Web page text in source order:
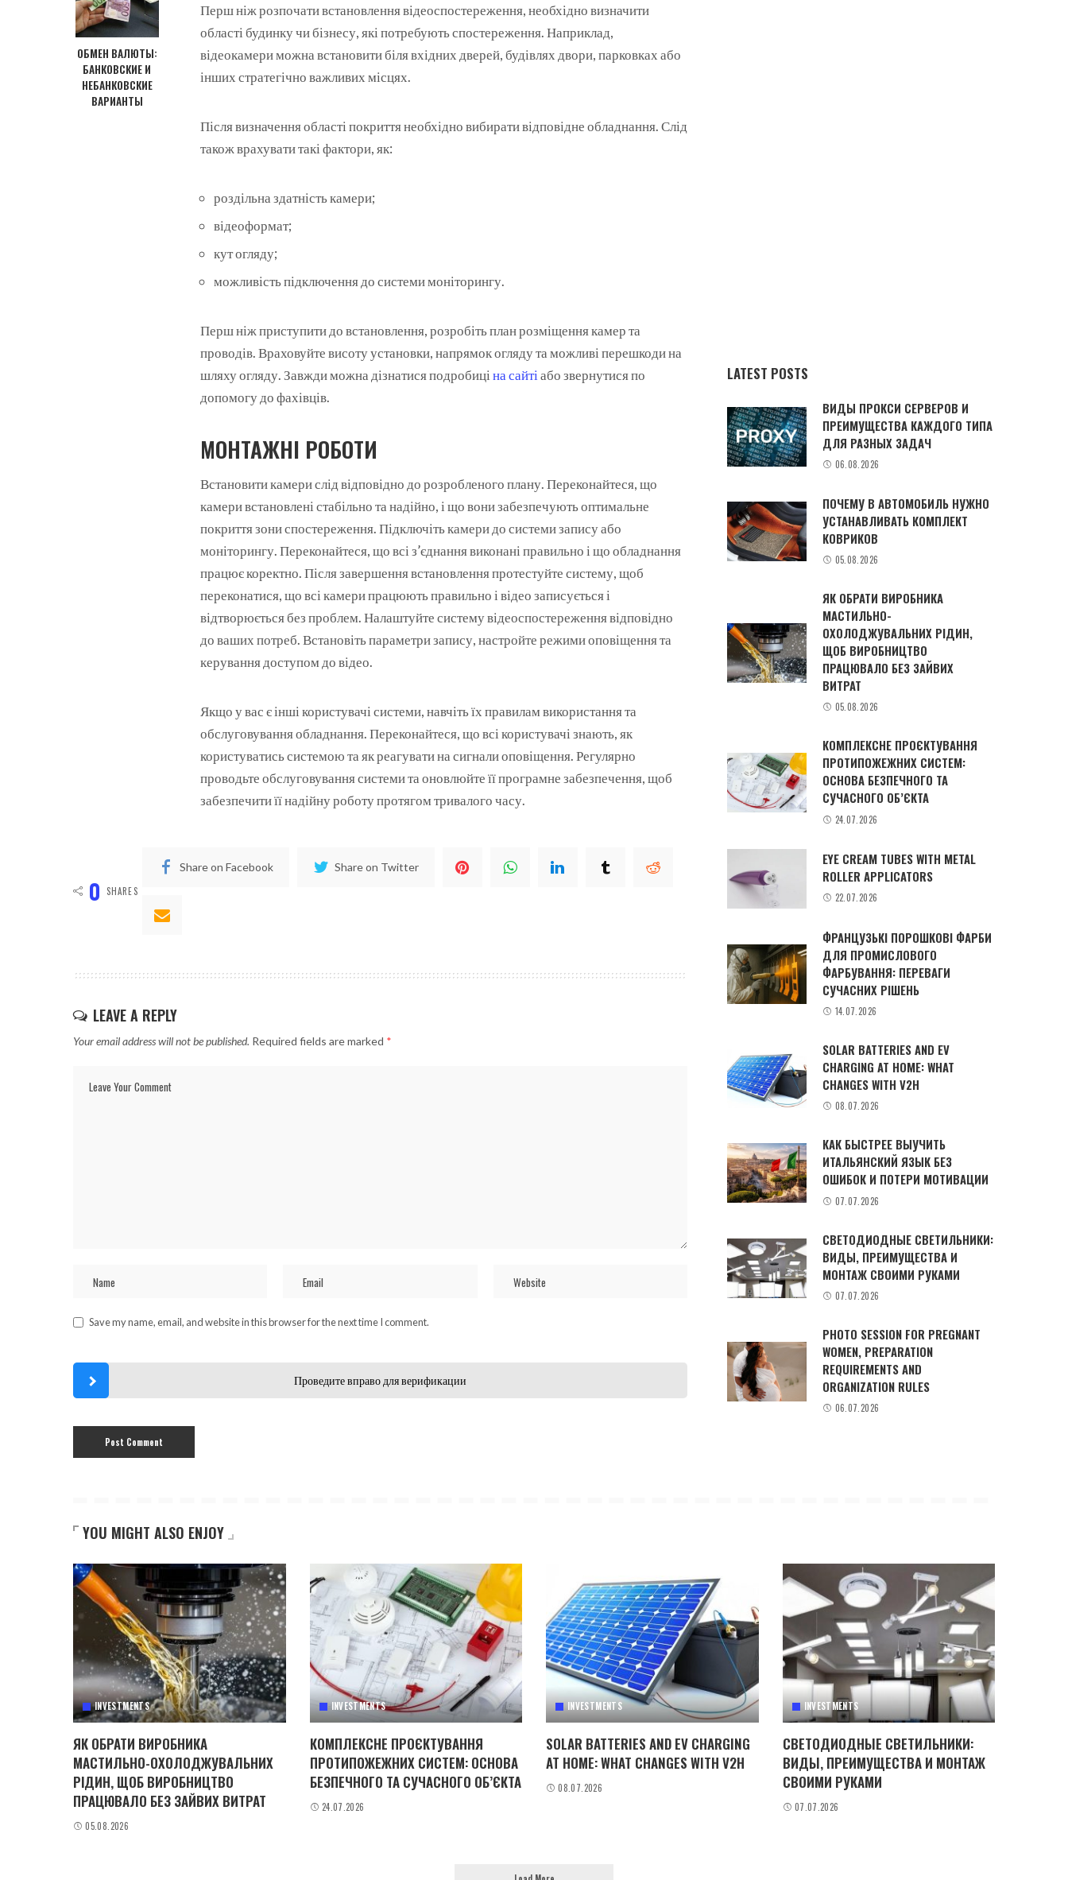
ОБМЕН ВАЛЮТЫ:
БАНКОВСКИЕ И
НЕБАНКОВСКИЕ
ВАРИАНТЫ
Перш ніж розпочати встановлення відеоспостереження, необхідно визначити
області будинку чи бізнесу, які потребують спостереження. Наприклад,
відеокамери можна встановити біля вхідних дверей, будівлях двори, парковках або
інших стратегічно важливих місцях.
Після визначення області покриття необхідно вибирати відповідне обладнання. Слід
також врахувати такі фактори, як:
роздільна здатність камери;
відеоформат;
кут огляду;
можливість підключення до системи моніторингу.
Перш ніж приступити до встановлення, розробіть план розміщення камер та
проводів. Враховуйте висоту установки, напрямок огляду та можливі перешкоди на
шляху огляду. Завжди можна дізнатися подробиці на сайті або звернутися по
допомогу до фахівців.
МОНТАЖНІ РОБОТИ
Встановити камери слід відповідно до розробленого плану. Переконайтеся, що
камери встановлені стабільно та надійно, і що вони забезпечують оптимальне
покриття зони спостереження. Підключіть камери до системи запису або
моніторингу. Переконайтеся, що всі з’єднання виконані правильно і що обладнання
працює коректно. Після завершення встановлення протестуйте систему, щоб
переконатися, що всі камери працюють правильно і відео записується і
відтворюється без проблем. Налаштуйте систему відеоспостереження відповідно
до ваших потреб. Встановіть параметри запису, настройте режими оповіщення та
керування доступом до відео.
Якщо у вас є інші користувачі системи, навчіть їх правилам використання та
обслуговування обладнання. Переконайтеся, що всі користувачі знають, як
користуватись системою та як реагувати на сигнали оповіщення. Регулярно
проводьте обслуговування системи та оновлюйте її програмне забезпечення, щоб
забезпечити її надійну роботу протягом тривалого часу.
0 SHARES
Share on Facebook Share on Twitter
LEAVE A REPLY
Your email address will not be published. Required fields are marked *
Save my name, email, and website in this browser for the next time I comment.
Проведите вправо для верификации
LATEST POSTS
ВИДЫ ПРОКСИ СЕРВЕРОВ И
ПРЕИМУЩЕСТВА КАЖДОГО ТИПА
ДЛЯ РАЗНЫХ ЗАДАЧ
06.08.2026
ПОЧЕМУ В АВТОМОБИЛЬ НУЖНО
УСТАНАВЛИВАТЬ КОМПЛЕКТ
КОВРИКОВ
05.08.2026
ЯК ОБРАТИ ВИРОБНИКА
МАСТИЛЬНО-
ОХОЛОДЖУВАЛЬНИХ РІДИН,
ЩОБ ВИРОБНИЦТВО
ПРАЦЮВАЛО БЕЗ ЗАЙВИХ
ВИТРАТ
05.08.2026
КОМПЛЕКСНЕ ПРОЄКТУВАННЯ
ПРОТИПОЖЕЖНИХ СИСТЕМ:
ОСНОВА БЕЗПЕЧНОГО ТА
СУЧАСНОГО ОБ’ЄКТА
24.07.2026
EYE CREAM TUBES WITH METAL
ROLLER APPLICATORS
22.07.2026
ФРАНЦУЗЬКІ ПОРОШКОВІ ФАРБИ
ДЛЯ ПРОМИСЛОВОГО
ФАРБУВАННЯ: ПЕРЕВАГИ
СУЧАСНИХ РІШЕНЬ
14.07.2026
SOLAR BATTERIES AND EV
CHARGING AT HOME: WHAT
CHANGES WITH V2H
08.07.2026
КАК БЫСТРЕЕ ВЫУЧИТЬ
ИТАЛЬЯНСКИЙ ЯЗЫК БЕЗ
ОШИБОК И ПОТЕРИ МОТИВАЦИИ
07.07.2026
СВЕТОДИОДНЫЕ СВЕТИЛЬНИКИ:
ВИДЫ, ПРЕИМУЩЕСТВА И
МОНТАЖ СВОИМИ РУКАМИ
07.07.2026
PHOTO SESSION FOR PREGNANT
WOMEN, PREPARATION
REQUIREMENTS AND
ORGANIZATION RULES
06.07.2026
YOU MIGHT ALSO ENJOY
INVESTMENTS
ЯК ОБРАТИ ВИРОБНИКА
МАСТИЛЬНО-ОХОЛОДЖУВАЛЬНИХ
РІДИН, ЩОБ ВИРОБНИЦТВО
ПРАЦЮВАЛО БЕЗ ЗАЙВИХ ВИТРАТ
05.08.2026
INVESTMENTS
КОМПЛЕКСНЕ ПРОЄКТУВАННЯ
ПРОТИПОЖЕЖНИХ СИСТЕМ: ОСНОВА
БЕЗПЕЧНОГО ТА СУЧАСНОГО ОБ’ЄКТА
24.07.2026
INVESTMENTS
SOLAR BATTERIES AND EV CHARGING
AT HOME: WHAT CHANGES WITH V2H
08.07.2026
INVESTMENTS
СВЕТОДИОДНЫЕ СВЕТИЛЬНИКИ:
ВИДЫ, ПРЕИМУЩЕСТВА И МОНТАЖ
СВОИМИ РУКАМИ
07.07.2026